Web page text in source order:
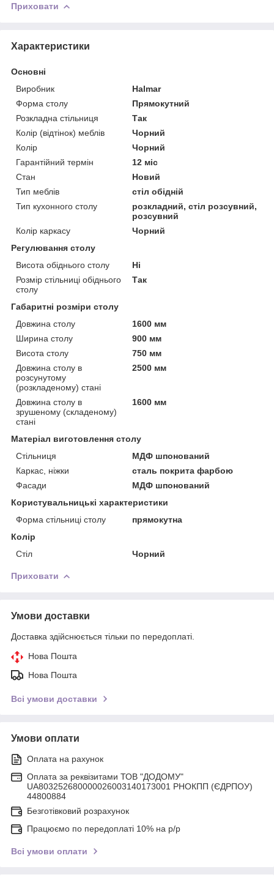
Приховати
Характеристики
Основні
Виробник
Halmar
Форма столу
Прямокутний
Розкладна стільниця
Так
Колір (відтінок) меблів
Чорний
Колір
Чорний
Гарантійний термін
12 міс
Стан
Новий
Тип меблів
стіл обідній
Тип кухонного столу
розкладний, стіл розсувний,
розсувний
Колір каркасу
Чорний
Регулювання столу
Висота обіднього столу
Ні
Розмір стільниці обіднього
столу
Так
Габаритні розміри столу
Довжина столу
1600 мм
Ширина столу
900 мм
Висота столу
750 мм
Довжина столу в
розсунутому
(розкладеному) стані
2500 мм
Довжина столу в
зрушеному (складеному)
стані
1600 мм
Матеріал виготовлення столу
Стільниця
МДФ шпонований
Каркас, ніжки
сталь покрита фарбою
Фасади
МДФ шпонований
Користувальницькі характеристики
Форма стільниці столу
прямокутна
Колір
Стіл
Чорний
Приховати
Умови доставки
Доставка здійснюється тільки по передоплаті.
Нова Пошта
Нова Пошта
Всі умови доставки
Умови оплати
Оплата на рахунок
Оплата за реквізитами ТОВ "ДОДОМУ"
UA803252680000026003140173001 РНОКПП (ЄДРПОУ)
44800884
Безготівковий розрахунок
Працюємо по передоплаті 10% на р/р
Всі умови оплати